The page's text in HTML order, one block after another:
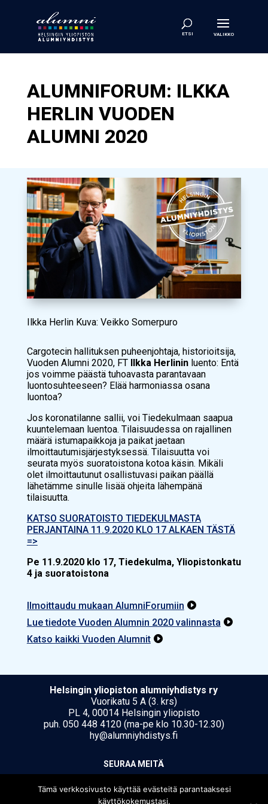
ALUMNIFORUM: ILKKA
HERLIN VUODEN
ALUMNI 2020
Ilkka Herlin Kuva: Veikko Somerpuro
Cargotecin hallituksen puheenjohtaja, historioitsija,
Vuoden Alumni 2020, FT Ilkka Herlininluento: Entä
jos voimme päästä tuhoavasta parantavaan
luontosuhteeseen? Elää harmoniassa osana
luontoa?
Jos koronatilanne sallii, voi Tiedekulmaan saapua
kuuntelemaan luentoa. Tilaisuudessa on rajallinen
määrä istumapaikkoja ja paikat jaetaan
ilmoittautumisjärjestyksessä. Tilaisuutta voi
seurata myös suoratoistona kotoa käsin. Mikäli
olet ilmoittautunut osallistuvasi paikan päällä
lähetämme sinulle lisää ohjeita lähempänä
tilaisuutta.
KATSO SUORATOISTO TIEDEKULMASTA
PERJANTAINA 11.9.2020 KLO 17 ALKAEN TÄSTÄ
=>
Pe 11.9.2020 klo 17, Tiedekulma, Yliopistonkatu
4 ja suoratoistona
Ilmoittaudu mukaan AlumniForumiin 
Lue tiedote Vuoden Alumnin 2020 valinnasta 
Katso kaikki Vuoden Alumnit 
Hel­sin­gin yli­opis­ton alumniyhdistys ry
Vuorikatu 5 A (3. krs)
PL 4, 00014 Helsingin yliopisto
puh. 050 448 4120 (ma-pe klo 10.30-12.30)
hy@alumniyhdistys.fi
SEU­RAA MEI­TÄ
Tämä verkkosivusto käyttää evästeitä parantaaksesi
käyttökokemustasi.